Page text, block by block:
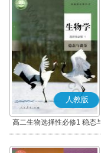
人教版
高二生物选择性必修1 稳态与
调节